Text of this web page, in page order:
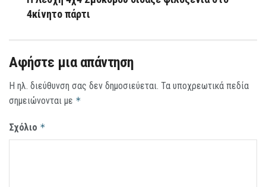
4κίνητο πάρτι
Αφήστε μια απάντηση
Η ηλ. διεύθυνση σας δεν δημοσιεύεται. Τα υποχρεωτικά πεδία
σημειώνονται με *
Σχόλιο *